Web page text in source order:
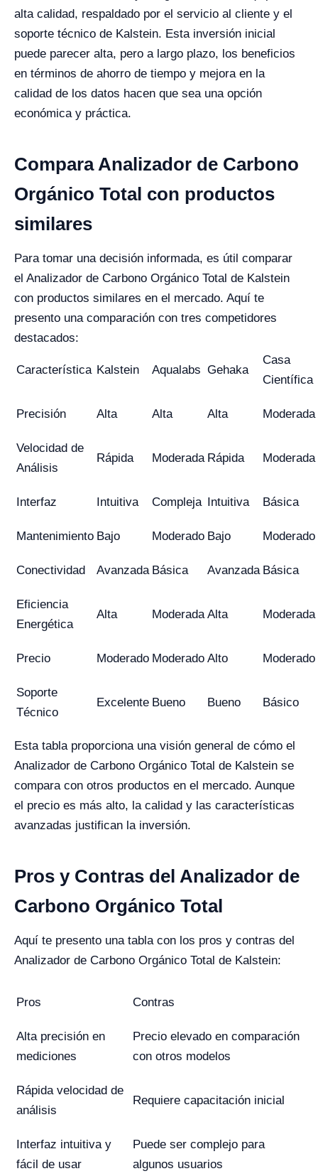
alta calidad, respaldado por el servicio al cliente y el
soporte técnico de Kalstein. Esta inversión inicial
puede parecer alta, pero a largo plazo, los beneficios
en términos de ahorro de tiempo y mejora en la
calidad de los datos hacen que sea una opción
económica y práctica.
Compara Analizador de Carbono
Orgánico Total con productos
similares
Para tomar una decisión informada, es útil comparar
el Analizador de Carbono Orgánico Total de Kalstein
con productos similares en el mercado. Aquí te
presento una comparación con tres competidores
destacados:
Característica Kalstein Aqualabs Gehaka
Casa
Científica
Precisión Alta Alta Alta Moderada
Velocidad de
Análisis
Rápida Moderada Rápida Moderada
Interfaz Intuitiva Compleja Intuitiva Básica
Mantenimiento Bajo Moderado Bajo Moderado
Conectividad Avanzada Básica Avanzada Básica
Eficiencia
Energética
Alta Moderada Alta Moderada
Precio Moderado Moderado Alto Moderado
Soporte
Técnico
Excelente Bueno Bueno Básico
Esta tabla proporciona una visión general de cómo el
Analizador de Carbono Orgánico Total de Kalstein se
compara con otros productos en el mercado. Aunque
el precio es más alto, la calidad y las características
avanzadas justifican la inversión.
Pros y Contras del Analizador de
Carbono Orgánico Total
Aquí te presento una tabla con los pros y contras del
Analizador de Carbono Orgánico Total de Kalstein:
Pros Contras
Alta precisión en
mediciones
Precio elevado en comparación
con otros modelos
Rápida velocidad de
análisis
Requiere capacitación inicial
Interfaz intuitiva y
fácil de usar
Puede ser complejo para
algunos usuarios